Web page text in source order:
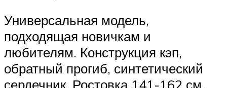
Универсальная модель,
подходящая новичкам и
любителям. Конструкция кэп,
обратный прогиб, синтетический
сердечник. Ростовка 141-162 см,